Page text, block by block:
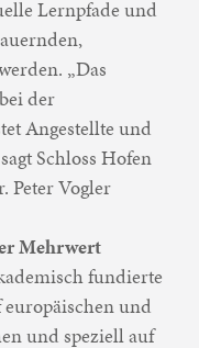
Lernpfade und
„Das
der
Angestellte und
Schloss Hofen
Peter Vogler
Mehrwert
fundierte
und
und speziell auf